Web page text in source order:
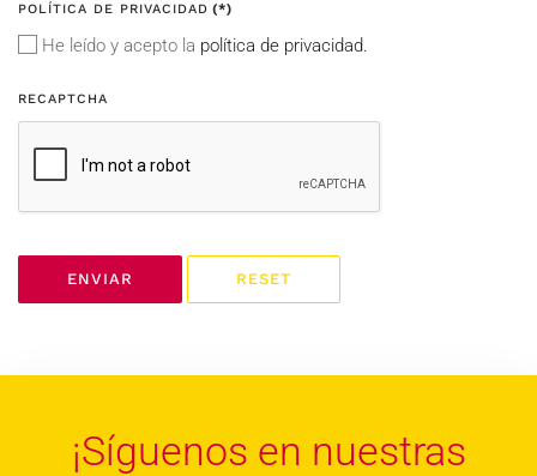
POLÍTICA DE PRIVACIDAD (*)
He leído y acepto la política de privacidad.
RECAPTCHA
ENVIAR RESET
¡Síguenos en nuestras